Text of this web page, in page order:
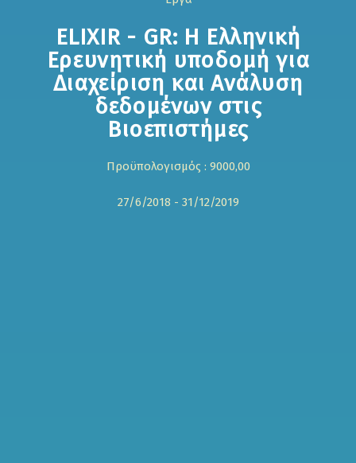
ELIXIR - GR: Η Ελληνική
Ερευνητική υποδομή για
Διαχείριση και Ανάλυση
δεδομένων στις
Βιοεπιστήμες
Προϋπολογισμός : 9000,00
27/6/2018 - 31/12/2019